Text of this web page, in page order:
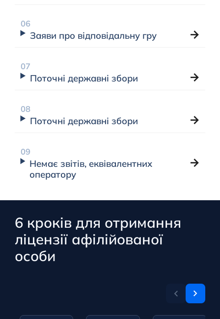
Заяви про відповідальну гру
Поточні державні збори
Поточні державні збори
Немає звітів, еквівалентних
оператору
6 кроків для отримання
ліцензії афілійованої
особи